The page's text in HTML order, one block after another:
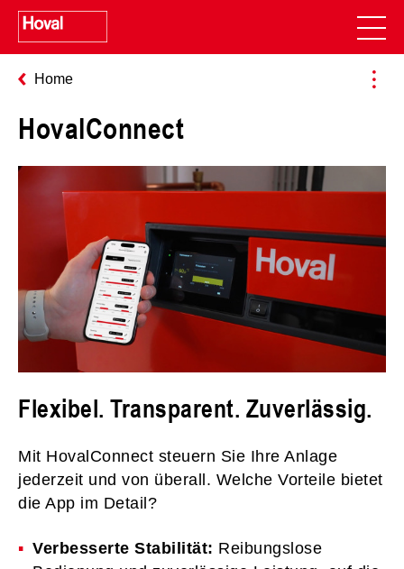
Home
HovalConnect
Flexibel. Transparent. Zuverlässig.
Mit HovalConnect steuern Sie Ihre Anlage
jederzeit und von überall. Welche Vorteile bietet
die App im Detail?
Verbesserte Stabilität: Reibungslose